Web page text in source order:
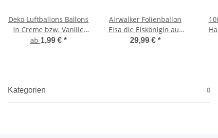
Deko Luftballons Ballons
in Creme bzw. Vanille
zur Hochzeit
ab 1,99 € *
Airwalker Folienballon
Elsa die Eiskönigin aus
Frozen von Disney
29,99 € *
Kategorien